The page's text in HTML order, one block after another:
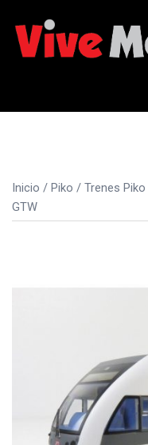
contenido
Inicio / Piko / Trenes Piko
GTW